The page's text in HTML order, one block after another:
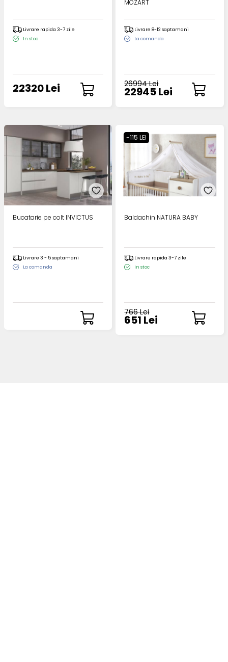
Livrare rapida 3-7 zile
In stoc
22320 Lei
MOZART
Livrare 8-12 saptamani
La comanda
26994 Lei
22945 Lei
Bucatarie pe colt INVICTUS
Livrare 3 - 5 saptamani
La comanda
-115 LEI
Baldachin NATURA BABY
Livrare rapida 3-7 zile
In stoc
766 Lei
651 Lei